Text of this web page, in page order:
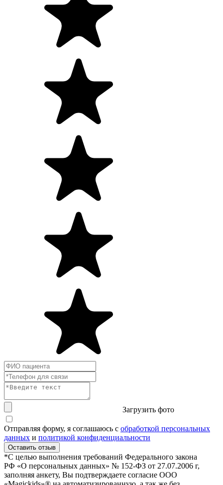
Загрузить фото
Отправляя форму, я соглашаюсь с обработкой персональных
данных и политикой конфиденциальности
Оставить отзыв
*С целью выполнения требований Федерального закона
РФ «О персональных данных» № 152-ФЗ от 27.07.2006 г,
заполняя анкету, Вы подтверждаете согласие ООО